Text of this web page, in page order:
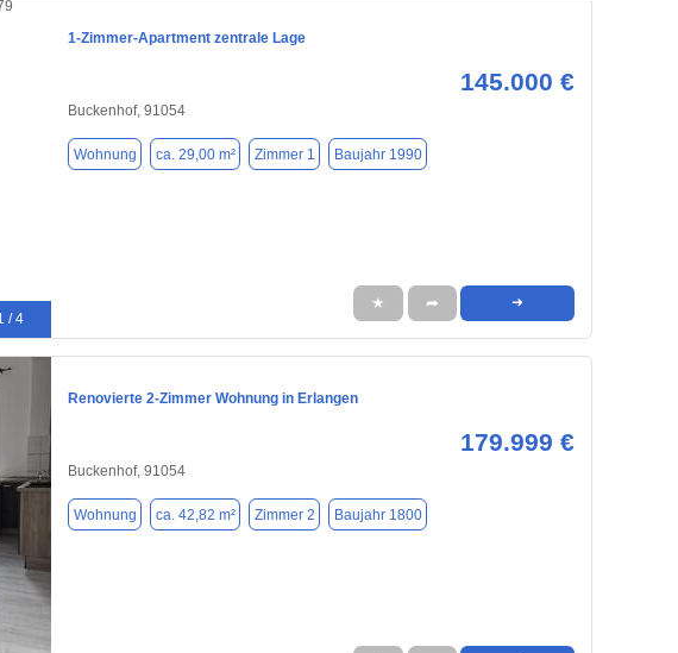
/ 4
1-Zimmer-Apartment zentrale Lage
145.000 €
Buckenhof, 91054
Wohnung ca. 29,00 m² Zimmer 1 Baujahr 1990
★ ➦ ➜
Renovierte 2-Zimmer Wohnung in Erlangen
179.999 €
Buckenhof, 91054
Wohnung ca. 42,82 m² Zimmer 2 Baujahr 1800